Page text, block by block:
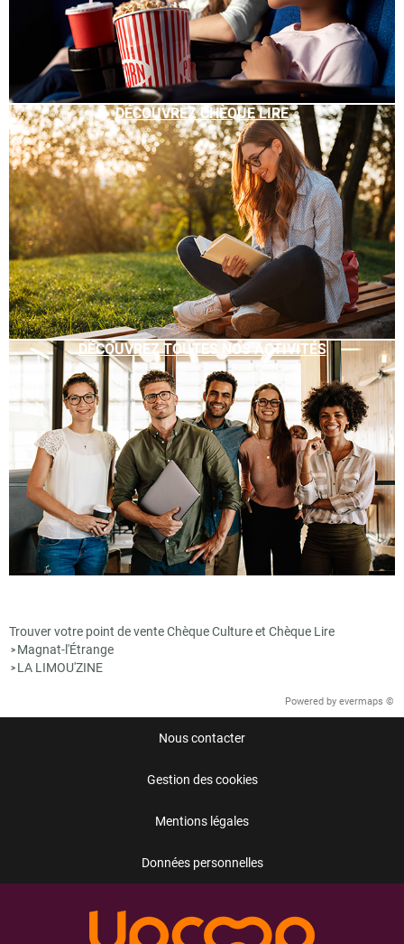
DÉCOUVREZ CHÈQUE LIRE
DÉCOUVREZ TOUTES NOS ACTIVITÉS
Trouver votre point de vente Chèque Culture et Chèque Lire
> Magnat-l'Étrange
> LA LIMOU'ZINE
Powered by evermaps ©
Nous contacter
Gestion des cookies
Mentions légales
Données personnelles